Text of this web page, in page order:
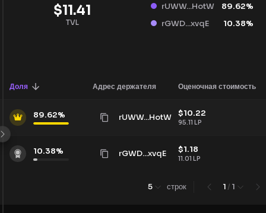
$11.41
TVL
rUWW...HotW 89.62%
rGWD...xvqE
10.38%
Доля Адрес держателя Оценочная стоимость
89.62% rUWW...HotW $10.22
95.11 LP
10.38% rGWD...xvqE $1.18
11.01 LP
5 строк 1 / 1